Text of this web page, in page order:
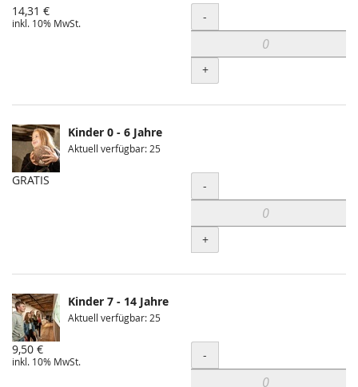
14,31 €
inkl. 10% MwSt. Menge
-
+
Kinder 0 - 6 Jahre
Aktuell verfügbar: 25
GRATIS Menge
-
+
Kinder 7 - 14 Jahre
Aktuell verfügbar: 25
9,50 €
inkl. 10% MwSt. Menge
-